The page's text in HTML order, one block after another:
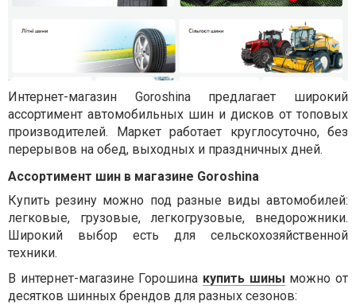
Интернет-магазин Goroshina предлагает широкий
ассортимент автомобильных шин и дисков от топовых
производителей. Маркет работает круглосуточно, без
перерывов на обед, выходных и праздничных дней.
Ассортимент шин в магазине Goroshina
Купить резину можно под разные виды автомобилей:
легковые, грузовые, легкогрузовые, внедорожники.
Широкий выбор есть для сельскохозяйственной
техники.
В интернет-магазине Горошина купить шины можно от
десятков шинных брендов для разных сезонов: